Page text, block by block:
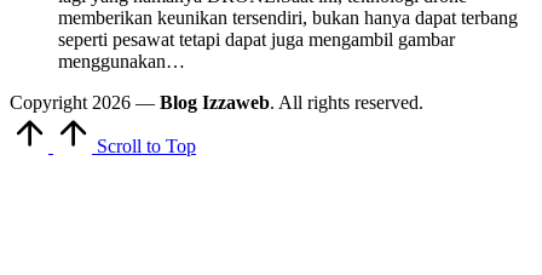
memberikan keunikan tersendiri, bukan hanya dapat terbang
seperti pesawat tetapi dapat juga mengambil gambar
menggunakan…
Copyright 2026 — Blog Izzaweb. All rights reserved.
Scroll to Top